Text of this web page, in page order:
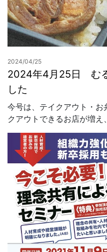
2024/04/25
2024年4月25日 む
した
今号は、テイクアウト・お
クアウトできるお店が増